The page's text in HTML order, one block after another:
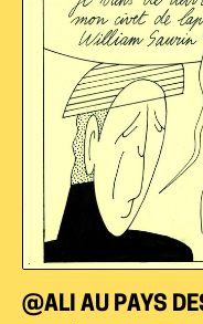
@ALI AU PAYS